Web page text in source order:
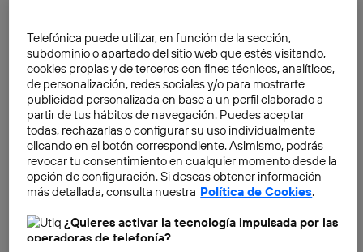
%), pese a que se venden más modelos de estas
características que nunca: en octubre de 2025, el
65,6% de coches matriculados en España eran
híbridos y eléctricos.
Telefónica puede utilizar, en función de la sección,
subdominio o apartado del sitio web que estés visitando,
cookies propias y de terceros con fines técnicos, analíticos,
de personalización, redes sociales y/o para mostrarte
publicidad personalizada en base a un perfil elaborado a
partir de tus hábitos de navegación. Puedes aceptar
todas, rechazarlas o configurar su uso individualmente
clicando en el botón correspondiente. Asimismo, podrás
revocar tu consentimiento en cualquier momento desde la
opción de configuración. Si deseas obtener información
más detallada, consulta nuestra Política de Cookies.
¿Quieres activar la tecnología impulsada por las
operadoras de telefonía?